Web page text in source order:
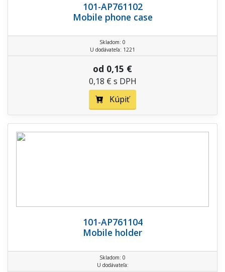
101-AP761102
Mobile phone case
Skladom: 0
U dodávateľa: 1221
od 0,15 €
0,18 € s DPH
Kúpiť
101-AP761104
Mobile holder
Skladom: 0
U dodávateľa: